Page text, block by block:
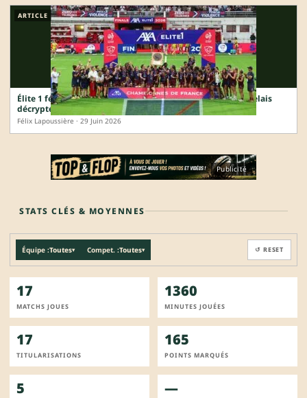
ARTICLE
Élite 1 féminine : le quadruplé des Lionnes du Stade Bordelais
décrypté en chiffres
Félix Lapoussière · 29 Juin 2026
Publicité
STATS CLÉS & MOYENNES
Équipe :Toutes▾ Compet. :Toutes▾ ↺ RESET
17
MATCHS JOUES
1360
MINUTES JOUÉES
17
TITULARISATIONS
165
POINTS MARQUÉS
5 —